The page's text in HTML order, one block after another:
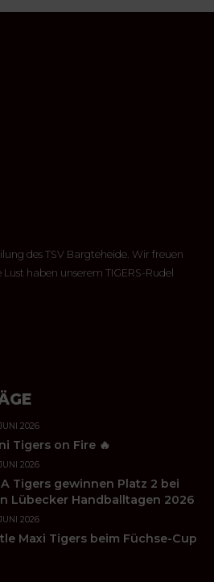
des TSV Bargteheide. Wir freuen
haben unserem TIGERS-Rudel
2026
Tigers on Fire 🔥
2026
Tigers gewinnen Platz 2 bei
Lübecker Handballtagen 2026
2026
Maxi Tigers beim Füchse-Cup